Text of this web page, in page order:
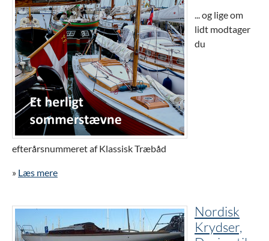
... og lige om
lidt modtager
du
efterårsnummeret af Klassisk Træbåd
» Læs mere
Nordisk
Krydser,